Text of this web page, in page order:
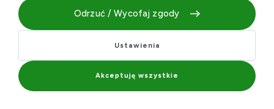
Odrzuć / Wycofaj zgody
Ustawienia
Akceptuję wszystkie